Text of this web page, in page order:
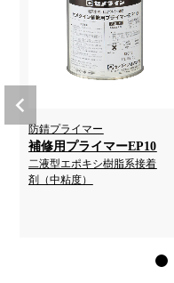
防錆プライマー
補修用プライマーEP10
二液型エポキシ樹脂系接着
剤（中粘度）